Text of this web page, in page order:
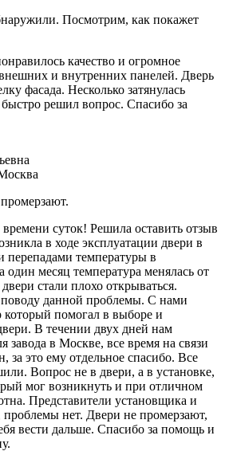
Посмотрим, как покажет
качество и огромное
и внутренних панелей. Дверь
фасада. Несколько затянулась
решил вопрос. Спасибо за
суток! Решила оставить отзыв
в ходе эксплуатации двери в
перепадами температуры в
один месяц температура менялась от
стали плохо открываться.
данной проблемы. С нами
который помогал в выборе и
В течении двух дней нам
завода в Москве, все время на связи
за это ему отдельное спасибо. Все
Вопрос не в двери, а в установке,
мог возникнуть и при отличном
Представители установщика и
проблемы нет. Двери не промерзают,
вести дальше. Спасибо за помощь и